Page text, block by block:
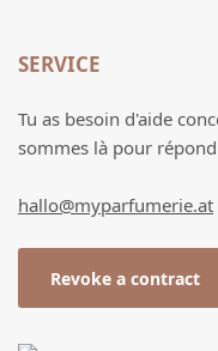
SERVICE
Tu as besoin d'aide
sommes là pour
hallo@myparfumerie.at
Revoke a contract